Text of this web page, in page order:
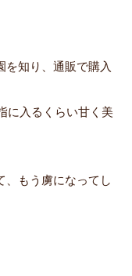
知り、通販で購入
に入るくらい甘く美
、もう虜になってし